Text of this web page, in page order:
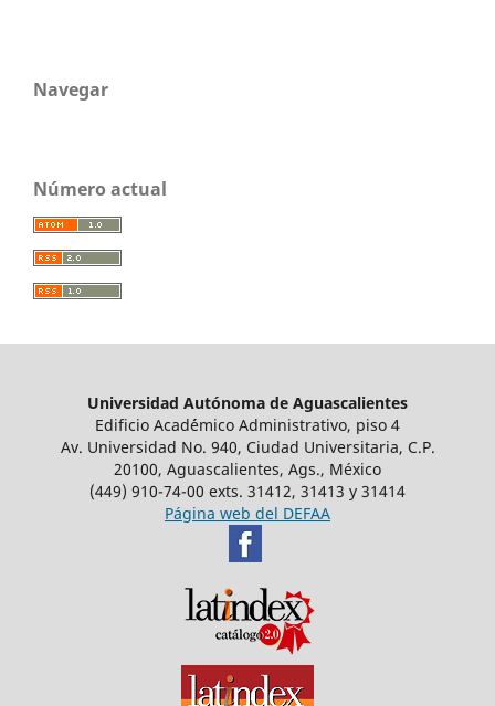
Navegar
Número actual
Universidad Autónoma de Aguascalientes
Edificio Acad´émico Administrativo, piso 4
Av. Universidad No. 940, Ciudad Universitaria, C.P.
20100, Aguascalientes, Ags., México
(449) 910-74-00 exts. 31412, 31413 y 31414
Página web del DEFAA